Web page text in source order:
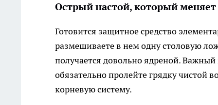
Острый настой, который меняет
Готовится защитное средство
размешиваете в нем одну столовую
получается довольно ядреной.
обязательно пролейте грядку чистой
корневую систему.